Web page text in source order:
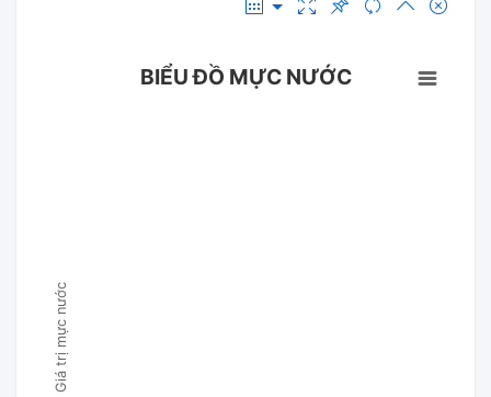
Giá trị mực nước
BIỂU ĐỒ MỰC NƯỚC